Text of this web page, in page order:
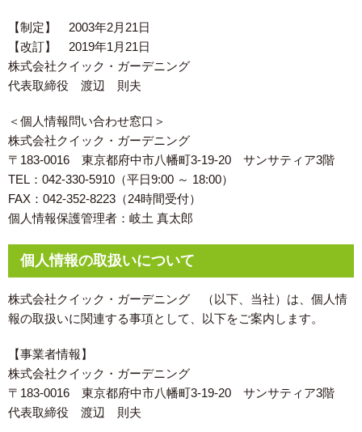
【制定】 2003年2月21日
【改訂】 2019年1月21日
株式会社クイック・ガーデニング
代表取締役 渡辺 則夫
＜個人情報問い合わせ窓口＞
株式会社クイック・ガーデニング
〒183-0016 東京都府中市八幡町3-19-20 サンサティア3階
TEL：042-330-5910（平日9:00 ～ 18:00）
FAX：042-352-8223（24時間受付）
個人情報保護管理者：岐土 真太郎
個人情報の取扱いについて
株式会社クイック・ガーデニング （以下、当社）は、個人情
報の取扱いに関連する事項として、以下をご案内します。
【事業者情報】
株式会社クイック・ガーデニング
〒183-0016 東京都府中市八幡町3-19-20 サンサティア3階
代表取締役 渡辺 則夫